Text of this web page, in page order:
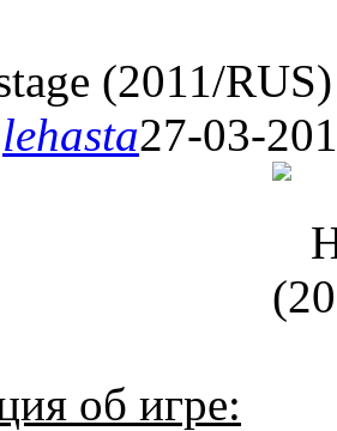
(2011/RUS)
lehasta27-03-
об игре: